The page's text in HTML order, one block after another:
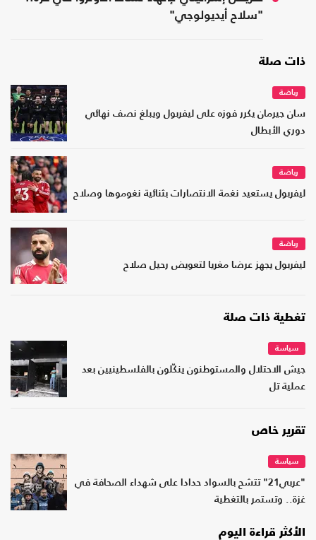
"سلاح أيديولوجي"
ذات صلة
رياضة
سان جيرمان يكرر فوزه على ليفربول ويبلغ نصف نهائي
دوري الأبطال
رياضة
ليفربول يستعيد نغمة الانتصارات بثنائية نغوموها وصلاح
رياضة
ليفربول يجهز عرضا مغريا لتعويض رحيل صلاح
تغطية ذات صلة
سياسة
جيش الاحتلال والمستوطنون ينكّلون بالفلسطينيين بعد
عملية تل
تقرير خاص
سياسة
"عربي21" تتشح بالسواد حدادا على شهداء الصحافة في
غزة.. وتستمر بالتغطية
الأكثر قراءة اليوم